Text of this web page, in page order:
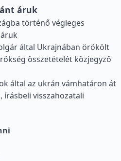
áruk
történő végleges
által Ukrajnában örökölt
összetételét közjegyző
által az ukrán vámhatáron át
írásbeli visszahozatali